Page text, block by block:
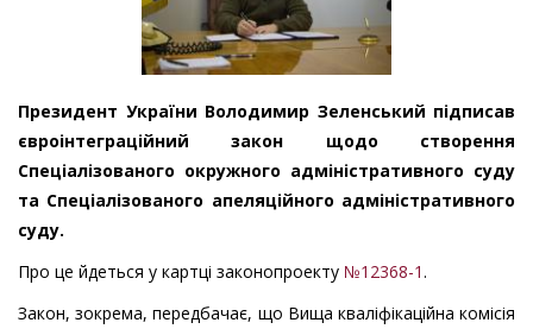
Президент України Володимир Зеленський підписав
євроінтеграційний закон щодо створення
Спеціалізованого окружного адміністративного суду
та Спеціалізованого апеляційного адміністративного
суду.
Про це йдеться у картці законопроекту №12368-1.
Закон, зокрема, передбачає, що Вища кваліфікаційна комісія